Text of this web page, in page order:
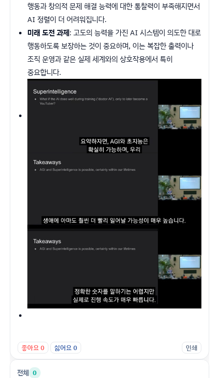
행동과 창의적 문제 해결 능력에 대한 통찰력이 부족해지면서
AI 정렬이 더 어려워집니다.
미래 도전 과제: 고도의 능력을 가진 AI 시스템이 의도한 대로
행동하도록 보장하는 것이 중요하며, 이는 복잡한 출력이나
조직 운영과 같은 실제 세계와의 상호작용에서 특히
중요합니다.
좋아요0 싫어요0 인쇄
전체 0